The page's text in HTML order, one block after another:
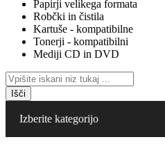
Papirji velikega formata
Robčki in čistila
Kartuše - kompatibilne
Tonerji - kompatibilni
Mediji CD in DVD
Išči
Izberite kategorijo